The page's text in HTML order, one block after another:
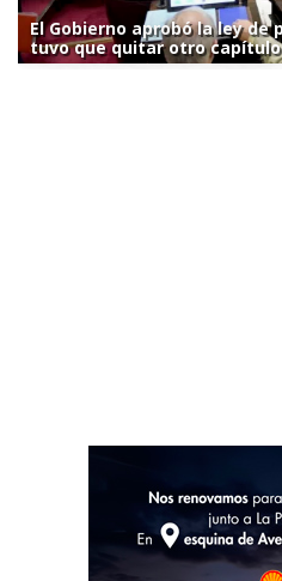
El Gobierno aprobó la ley de
tuvo que quitar otro capítulo